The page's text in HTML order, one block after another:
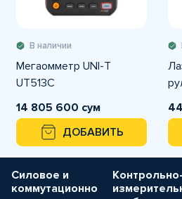
В наличии
Мегаомметр UNI-T
UT513C
14 805 600 сум
ДОБАВИТЬ
Силовое и
коммутационно
Контрольно-